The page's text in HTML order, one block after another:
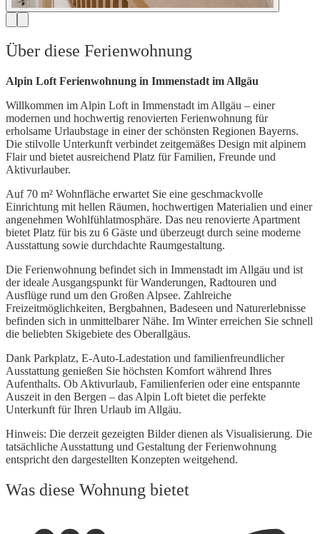
Über diese Ferienwohnung
Alpin Loft Ferienwohnung in Immenstadt im Allgäu
Willkommen im Alpin Loft in Immenstadt im Allgäu – einer
modernen und hochwertig renovierten Ferienwohnung für
erholsame Urlaubstage in einer der schönsten Regionen Bayerns.
Die stilvolle Unterkunft verbindet zeitgemäßes Design mit alpinem
Flair und bietet ausreichend Platz für Familien, Freunde und
Aktivurlauber.
Auf 70 m² Wohnfläche erwartet Sie eine geschmackvolle
Einrichtung mit hellen Räumen, hochwertigen Materialien und einer
angenehmen Wohlfühlatmosphäre. Das neu renovierte Apartment
bietet Platz für bis zu 6 Gäste und überzeugt durch seine moderne
Ausstattung sowie durchdachte Raumgestaltung.
Die Ferienwohnung befindet sich in Immenstadt im Allgäu und ist
der ideale Ausgangspunkt für Wanderungen, Radtouren und
Ausflüge rund um den Großen Alpsee. Zahlreiche
Freizeitmöglichkeiten, Bergbahnen, Badeseen und Naturerlebnisse
befinden sich in unmittelbarer Nähe. Im Winter erreichen Sie schnell
die beliebten Skigebiete des Oberallgäus.
Dank Parkplatz, E-Auto-Ladestation und familienfreundlicher
Ausstattung genießen Sie höchsten Komfort während Ihres
Aufenthalts. Ob Aktivurlaub, Familienferien oder eine entspannte
Auszeit in den Bergen – das Alpin Loft bietet die perfekte
Unterkunft für Ihren Urlaub im Allgäu.
Hinweis: Die derzeit gezeigten Bilder dienen als Visualisierung. Die
tatsächliche Ausstattung und Gestaltung der Ferienwohnung
entspricht den dargestellten Konzepten weitgehend.
Was diese Wohnung bietet